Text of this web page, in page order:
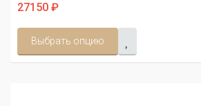
27150 ₽
Выбрать опцию